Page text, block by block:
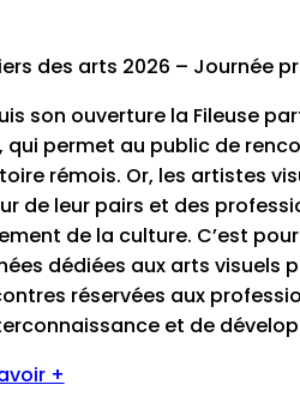
des arts 2026 – Journée
son ouverture la Fileuse
qui permet au public de
rémois. Or, les artistes
de leur pairs et des
de la culture. C’est
dédiées aux arts visuels
réservées aux
et de
+